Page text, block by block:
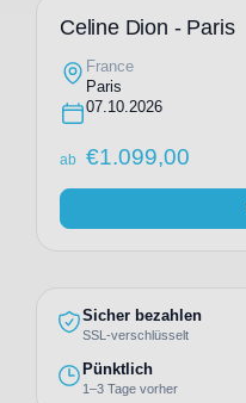
Celine Dion - Paris
France
Paris
07.10.2026
ab €1.099,00
Sicher bezahlen
SSL-verschlüsselt
Pünktlich
1–3 Tage vorher